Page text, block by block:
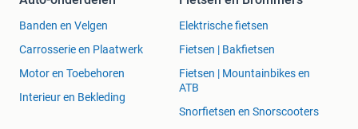
Banden en Velgen
Carrosserie en Plaatwerk
Motor en Toebehoren
Interieur en Bekleding
Elektrische fietsen
Fietsen | Bakfietsen
Fietsen | Mountainbikes en
ATB
Snorfietsen en Snorscooters